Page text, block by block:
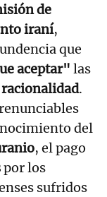
de
iraní,
que
aceptar" las
racionalidad.
del
, el pago
por los
sufridos